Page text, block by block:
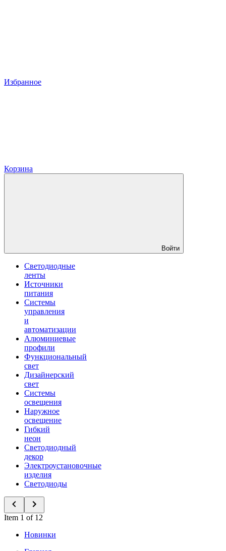
Избранное
Корзина
Войти
Светодиодные
ленты
Источники
питания
Системы
управления
и
автоматизации
Алюминиевые
профили
Функциональный
свет
Дизайнерский
свет
Системы
освещения
Наружное
освещение
Гибкий
неон
Светодиодный
декор
Электроустановочные
изделия
Светодиоды
Item 1 of 12
Новинки